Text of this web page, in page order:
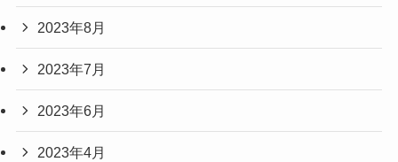
2023年8月
2023年7月
2023年6月
2023年4月